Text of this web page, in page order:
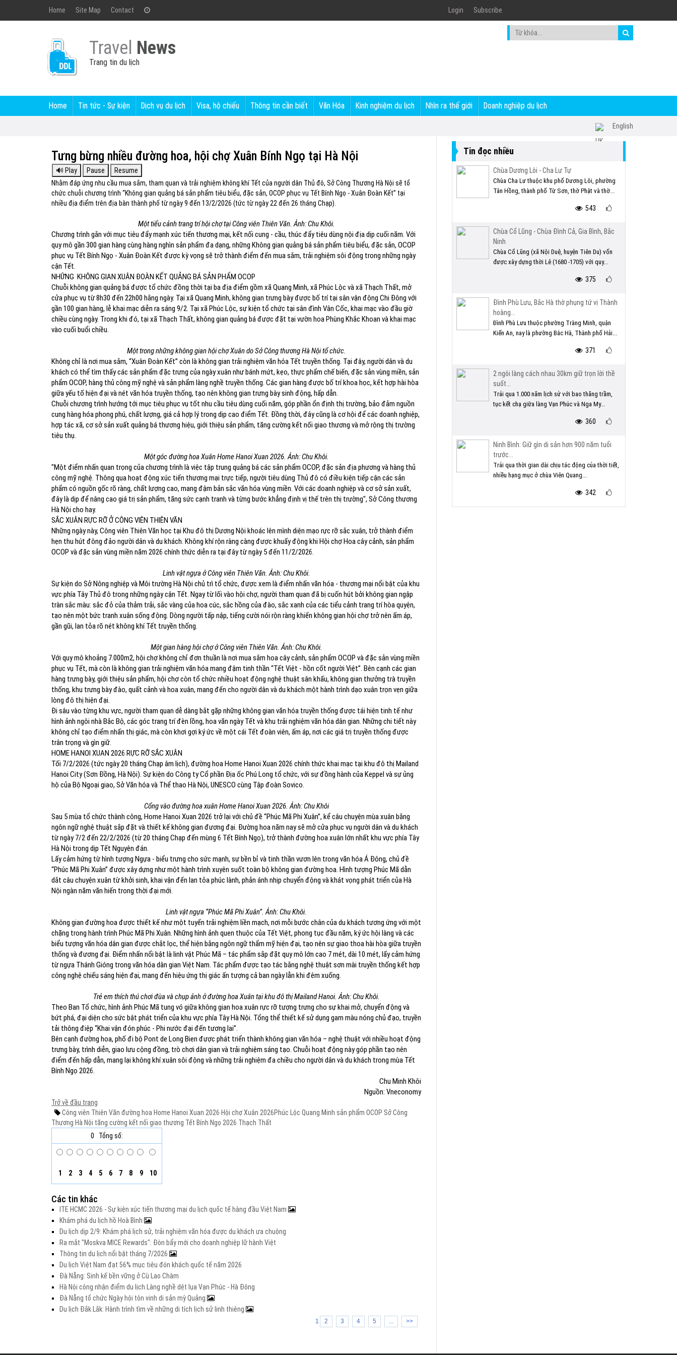
Home Site Map Contact Login Subscribe
Travel News
Trang tin du lịch
Home Tin tức - Sự kiện Dịch vụ du lịch Visa, hộ chiếu Thông tin cần biết Văn Hóa Kinh nghiệm du lịch Nhìn ra thế giới Doanh nghiệp du lịch
English
Tưng bừng nhiều đường hoa, hội chợ Xuân Bính Ngọ tại Hà Nội
Nhằm đáp ứng nhu cầu mua sắm, tham quan và trải nghiệm không khí Tết của người dân Thủ đô, Sở Công Thương Hà Nội sẽ tổ
chức chuỗi chương trình “Không gian quảng bá sản phẩm tiêu biểu, đặc sản, OCOP phục vụ Tết Bính Ngọ - Xuân Đoàn Kết” tại
nhiều địa điểm trên địa bàn thành phố từ ngày 9 đến 13/2/2026 (tức từ ngày 22 đến 26 tháng Chạp).
Một tiểu cảnh trang trí hội chợ tại Công viên Thiên Văn. Ảnh: Chu Khôi.
Chương trình gắn với mục tiêu đẩy mạnh xúc tiến thương mại, kết nối cung - cầu, thúc đẩy tiêu dùng nội địa dịp cuối năm. Với
quy mô gần 300 gian hàng cùng hàng nghìn sản phẩm đa dạng, những Không gian quảng bá sản phẩm tiêu biểu, đặc sản, OCOP
phục vụ Tết Bính Ngọ - Xuân Đoàn Kết được kỳ vọng sẽ trở thành điểm đến mua sắm, trải nghiệm sôi động trong những ngày
cận Tết.
NHỮNG KHÔNG GIAN XUÂN ĐOÀN KẾT QUẢNG BÁ SẢN PHẨM OCOP
Chuỗi không gian quảng bá được tổ chức đồng thời tại ba địa điểm gồm xã Quang Minh, xã Phúc Lộc và xã Thạch Thất, mở
cửa phục vụ từ 8h30 đến 22h00 hằng ngày. Tại xã Quang Minh, không gian trưng bày được bố trí tại sân vận động Chi Đông với
gần 100 gian hàng, lễ khai mạc diễn ra sáng 9/2. Tại xã Phúc Lộc, sự kiện tổ chức tại sân đình Vân Cốc, khai mạc vào đầu giờ
chiều cùng ngày. Trong khi đó, tại xã Thạch Thất, không gian quảng bá được đặt tại vườn hoa Phùng Khắc Khoan và khai mạc
vào cuối buổi chiều.
Một trong những không gian hội chợ Xuân do Sở Công thương Hà Nội tổ chức.
Không chỉ là nơi mua sắm, “Xuân Đoàn Kết” còn là không gian trải nghiệm văn hóa Tết truyền thống. Tại đây, người dân và du
khách có thể tìm thấy các sản phẩm đặc trưng của ngày xuân như bánh mứt, kẹo, thực phẩm chế biến, đặc sản vùng miền, sản
phẩm OCOP, hàng thủ công mỹ nghệ và sản phẩm làng nghề truyền thống. Các gian hàng được bố trí khoa học, kết hợp hài hòa
giữa yếu tố hiện đại và nét văn hóa truyền thống, tạo nên không gian trưng bày sinh động, hấp dẫn.
Chuỗi chương trình hướng tới mục tiêu phục vụ tốt nhu cầu tiêu dùng cuối năm, góp phần ổn định thị trường, bảo đảm nguồn
cung hàng hóa phong phú, chất lượng, giá cả hợp lý trong dịp cao điểm Tết. Đồng thời, đây cũng là cơ hội để các doanh nghiệp,
hợp tác xã, cơ sở sản xuất quảng bá thương hiệu, giới thiệu sản phẩm, tăng cường kết nối giao thương và mở rộng thị trường
tiêu thụ.
Một góc đường hoa Xuân Home Hanoi Xuan 2026. Ảnh: Chu Khôi.
"Một điểm nhấn quan trọng của chương trình là việc tập trung quảng bá các sản phẩm OCOP, đặc sản địa phương và hàng thủ
công mỹ nghệ. Thông qua hoạt động xúc tiến thương mại trực tiếp, người tiêu dùng Thủ đô có điều kiện tiếp cận các sản
phẩm có nguồn gốc rõ ràng, chất lượng cao, mang đậm bản sắc văn hóa vùng miền. Với các doanh nghiệp và cơ sở sản xuất,
đây là dịp để nâng cao giá trị sản phẩm, tăng sức cạnh tranh và từng bước khẳng định vị thế trên thị trường", Sở Công thương
Hà Nội cho hay.
SẮC XUÂN RỰC RỠ Ở CÔNG VIÊN THIÊN VĂN
Những ngày này, Công viên Thiên Văn học tại Khu đô thị Dương Nội khoác lên mình diện mạo rực rỡ sắc xuân, trở thành điểm
hẹn thu hút đông đảo người dân và du khách. Không khí rộn ràng càng được khuấy động khi Hội chợ Hoa cây cảnh, sản phẩm
OCOP và đặc sản vùng miền năm 2026 chính thức diễn ra tại đây từ ngày 5 đến 11/2/2026.
Linh vật ngựa ở Công viên Thiên Văn. Ảnh: Chu Khôi.
Sự kiện do Sở Nông nghiệp và Môi trường Hà Nội chủ trì tổ chức, được xem là điểm nhấn văn hóa - thương mại nổi bật của khu
vực phía Tây Thủ đô trong những ngày cận Tết. Ngay từ lối vào hội chợ, người tham quan đã bị cuốn hút bởi không gian ngập
tràn sắc màu: sắc đỏ của thảm trải, sắc vàng của hoa cúc, sắc hồng của đào, sắc xanh của các tiểu cảnh trang trí hòa quyện,
tạo nên một bức tranh xuân sống động. Dòng người tấp nập, tiếng cười nói rộn ràng khiến không gian hội chợ trở nên ấm áp,
gần gũi, lan tỏa rõ nét không khí Tết truyền thống.
Một gian hàng hội chợ ở Công viên Thiên Văn. Ảnh: Chu Khôi.
Với quy mô khoảng 7.000m2, hội chợ không chỉ đơn thuần là nơi mua sắm hoa cây cảnh, sản phẩm OCOP và đặc sản vùng miền
phục vụ Tết, mà còn là không gian trải nghiệm văn hóa mang đậm tinh thần “Tết Việt - hồn cốt người Việt”. Bên cạnh các gian
hàng trưng bày, giới thiệu sản phẩm, hội chợ còn tổ chức nhiều hoạt động nghệ thuật sân khấu, không gian thưởng trà truyền
thống, khu trưng bày đào, quất cảnh và hoa xuân, mang đến cho người dân và du khách một hành trình dạo xuân trọn vẹn giữa
lòng đô thị hiện đại.
Đi sâu vào từng khu vực, người tham quan dễ dàng bắt gặp những không gian văn hóa truyền thống được tái hiện tinh tế như
hình ảnh ngôi nhà Bắc Bộ, các góc trang trí đèn lồng, hoa văn ngày Tết và khu trải nghiệm văn hóa dân gian. Những chi tiết này
không chỉ tạo điểm nhấn thị giác, mà còn khơi gợi ký ức về một cái Tết đoàn viên, ấm áp, nơi các giá trị truyền thống được
trân trọng và gìn giữ.
HOME HANOI XUAN 2026 RỰC RỠ SẮC XUÂN
Tối 7/2/2026 (tức ngày 20 tháng Chạp âm lịch), đường hoa Home Hanoi Xuan 2026 chính thức khai mạc tại khu đô thị Mailand
Hanoi City (Sơn Đồng, Hà Nội). Sự kiện do Công ty Cổ phần Địa ốc Phú Long tổ chức, với sự đồng hành của Keppel và sự ủng
hộ của Bộ Ngoại giao, Sở Văn hóa và Thể thao Hà Nội, UNESCO cùng Tập đoàn Sovico.
Cổng vào đường hoa xuân Home Hanoi Xuan 2026. Ảnh: Chu Khôi
Sau 5 mùa tổ chức thành công, Home Hanoi Xuan 2026 trở lại với chủ đề “Phúc Mã Phi Xuân”, kể câu chuyện mùa xuân bằng
ngôn ngữ nghệ thuật sắp đặt và thiết kế không gian đương đại. Đường hoa năm nay sẽ mở cửa phục vụ người dân và du khách
từ ngày 7/2 đến 22/2/2026 (từ 20 tháng Chạp đến mùng 6 Tết Bính Ngọ), trở thành đường hoa xuân lớn nhất khu vực phía Tây
Hà Nội trong dịp Tết Nguyên đán.
Lấy cảm hứng từ hình tượng Ngựa - biểu trưng cho sức mạnh, sự bền bỉ và tinh thần vươn lên trong văn hóa Á Đông, chủ đề
“Phúc Mã Phi Xuân” được xây dựng như một hành trình xuyên suốt toàn bộ không gian đường hoa. Hình tượng Phúc Mã dẫn
dắt câu chuyện xuân từ khởi sinh, khai vận đến lan tỏa phúc lành, phản ánh nhịp chuyển động và khát vọng phát triển của Hà
Nội ngàn năm văn hiến trong thời đại mới.
Linh vật ngựa “Phúc Mã Phi Xuân”. Ảnh: Chu Khôi.
Không gian đường hoa được thiết kế như một tuyến trải nghiệm liền mạch, nơi mỗi bước chân của du khách tương ứng với một
chặng trong hành trình Phúc Mã Phi Xuân. Những hình ảnh quen thuộc của Tết Việt, phong tục đầu năm, ký ức hội làng và các
biểu tượng văn hóa dân gian được chắt lọc, thể hiện bằng ngôn ngữ thẩm mỹ hiện đại, tạo nên sự giao thoa hài hòa giữa truyền
thống và đương đại. Điểm nhấn nổi bật là linh vật Phúc Mã – tác phẩm sắp đặt quy mô lớn cao 7 mét, dài 10 mét, lấy cảm hứng
từ ngựa Thánh Gióng trong văn hóa dân gian Việt Nam. Tác phẩm được tạo tác bằng nghệ thuật sơn mài truyền thống kết hợp
công nghệ chiếu sáng hiện đại, mang đến hiệu ứng thị giác ấn tượng cả ban ngày lẫn khi đêm xuống.
Trẻ em thích thú chơi đùa và chụp ảnh ở đường hoa Xuân tại khu đô thị Mailand Hanoi. Ảnh: Chu Khôi.
Theo Ban Tổ chức, hình ảnh Phúc Mã tung vó giữa không gian hoa xuân rực rỡ tượng trưng cho sự khai mở, chuyển động và
bứt phá, đại diện cho sức bật phát triển của khu vực phía Tây Hà Nội. Tổng thể thiết kế sử dụng gam màu nóng chủ đạo, truyền
tải thông điệp “Khai vận đón phúc - Phi nước đại đến tương lai”.
Bên cạnh đường hoa, phố đi bộ Pont de Long Bien được phát triển thành không gian văn hóa – nghệ thuật với nhiều hoạt động
trưng bày, trình diễn, giao lưu cộng đồng, trò chơi dân gian và trải nghiệm sáng tạo. Chuỗi hoạt động này góp phần tạo nên
điểm đến hấp dẫn, mang lại không khí xuân sôi động và những trải nghiệm đa chiều cho người dân và du khách trong mùa Tết
Bính Ngọ 2026.
Chu Minh Khôi
Nguồn: Vneconomy
Trở về đầu trang
Công viên Thiên Văn đường hoa Home Hanoi Xuan 2026 Hội chợ Xuân 2026Phúc Lộc Quang Minh sản phẩm OCOP Sở Công
Thương Hà Nội tăng cường kết nối giao thương Tết Bính Ngọ 2026 Thạch Thất
0
Tổng số:
1 2 3 4 5 6 7 8 9 10
Các tin khác
ITE HCMC 2026 - Sự kiện xúc tiến thương mại du lịch quốc tế hàng đầu Việt Nam
Khám phá du lịch hồ Hoà Bình
Du lịch dịp 2/9: Khám phá lịch sử, trải nghiệm văn hóa được du khách ưa chuộng
Ra mắt "Moskva MICE Rewards": Đòn bẩy mới cho doanh nghiệp lữ hành Việt
Thông tin du lịch nổi bật tháng 7/2026
Du lịch Việt Nam đạt 56% mục tiêu đón khách quốc tế năm 2026
Đà Nẵng: Sinh kế bền vững ở Cù Lao Chàm
Hà Nội công nhận điểm du lịch Làng nghề dệt lụa Vạn Phúc - Hà Đông
Đà Nẵng tổ chức Ngày hội tôn vinh di sản mỳ Quảng
Du lịch Đắk Lắk: Hành trình tìm về những di tích lịch sử linh thiêng
1 2 3 4 5 ... >>
Tin đọc nhiều
Chùa Dương Lôi - Cha Lư Tự
Chùa Cha Lư thuộc khu phố Dương Lôi, phường
Tân Hồng, thành phố Từ Sơn, thờ Phật và thờ...
543
Chùa Cổ Lũng - Chùa Đình Cả, Gia Bình, Bắc
Ninh
Chùa Cổ Lũng (xã Nội Duệ, huyện Tiên Du) vốn
được xây dựng thời Lê (1680 -1705) với quy...
375
Đình Phù Lưu, Bắc Hà thờ phụng tứ vị Thành
hoàng...
Đình Phù Lưu thuộc phường Tràng Minh, quận
Kiến An, nay là phường Bắc Hà, Thành phố Hải...
371
2 ngôi làng cách nhau 30km giữ trọn lời thề
suốt...
Trải qua 1.000 năm lịch sử với bao thăng trầm,
tục kết chạ giữa làng Vạn Phúc và Nga My...
360
Ninh Bình: Giữ gìn di sản hơn 900 năm tuổi
trước...
Trải qua thời gian dài chịu tác động của thời tiết,
nhiều hạng mục ở chùa Viên Quang...
342